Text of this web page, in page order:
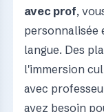
avec prof,
personnalisée
langue. Des
l'immersion
avec
avez besoin